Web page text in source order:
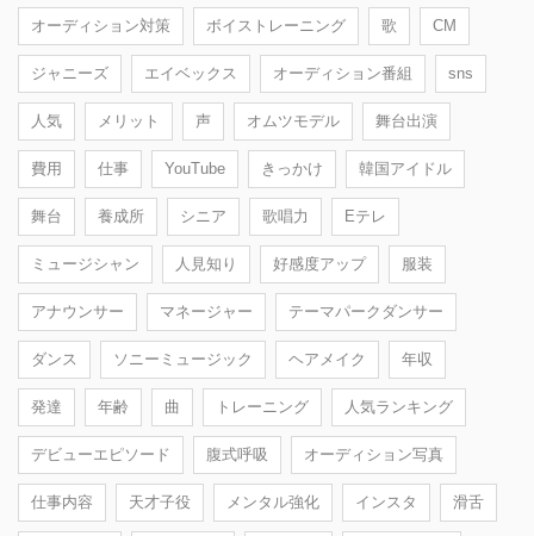
オーディション対策 ボイストレーニング 歌 CM
ジャニーズ エイベックス オーディション番組 sns
人気 メリット 声 オムツモデル 舞台出演
費用 仕事 YouTube きっかけ 韓国アイドル
舞台 養成所 シニア 歌唱力 Eテレ
ミュージシャン 人見知り 好感度アップ 服装
アナウンサー マネージャー テーマパークダンサー
ダンス ソニーミュージック ヘアメイク 年収
発達 年齢 曲 トレーニング 人気ランキング
デビューエピソード 腹式呼吸 オーディション写真
仕事内容 天才子役 メンタル強化 インスタ 滑舌